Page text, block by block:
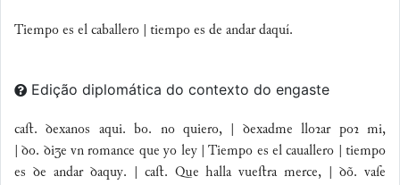
Tiempo es el caballero | tiempo es de andar daquí.
Edição diplomática do contexto do engaste
caﬅ. ꝺexanos aqui. bo. no quiero, | ꝺexadme lloꝛar poꝛ mi,
| ꝺo. ꝺiʒe vn romance que yo ley | Tiempo es el cauallero | tiempo
es ꝺe andar ꝺaquy. | caﬅ. Que halla vueﬅra merce, | ꝺõ. vaſe